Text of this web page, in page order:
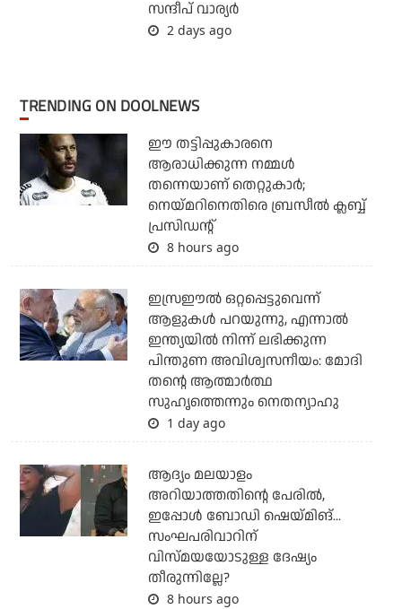
സന്ദീപ് വാര്യര്‍
2 days ago
TRENDING ON DOOLNEWS
ഈ തട്ടിപ്പുകാരനെ
ആരാധിക്കുന്ന നമ്മള്‍
തന്നെയാണ് തെറ്റുകാര്‍;
നെയ്മറിനെതിരെ ബ്രസീല്‍ ക്ലബ്ബ്
പ്രസിഡന്റ്
8 hours ago
ഇസ്രഈല്‍ ഒറ്റപ്പെട്ടുവെന്ന്
ആളുകള്‍ പറയുന്നു, എന്നാല്‍
ഇന്ത്യയില്‍ നിന്ന് ലഭിക്കുന്ന
പിന്തുണ അവിശ്വസനീയം: മോദി
തന്റെ ആത്മാര്‍ത്ഥ
സുഹൃത്തെന്നും നെതന്യാഹു
1 day ago
ആദ്യം മലയാളം
അറിയാത്തതിന്റെ പേരില്‍,
ഇപ്പോള്‍ ബോഡി ഷെയ്മിങ്...
സംഘപരിവാറിന്
വിസ്മയയോടുള്ള ദേഷ്യം
തീരുന്നില്ലേ?
8 hours ago